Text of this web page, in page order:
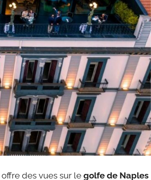
offre des vues sur le golfe de Naples